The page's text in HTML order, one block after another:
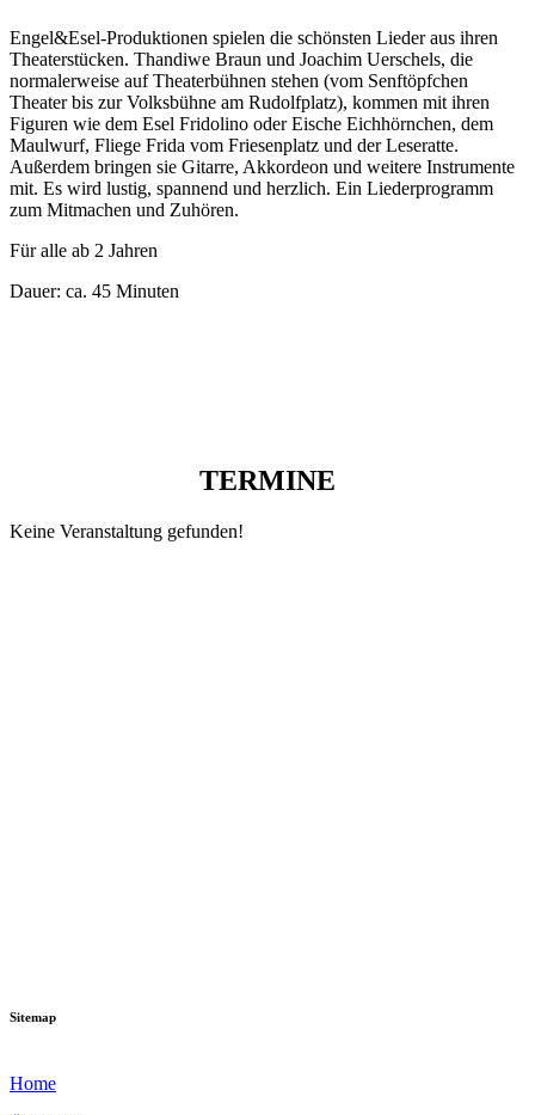
Engel&Esel-Produktionen spielen die schönsten Lieder aus ihren
Theaterstücken. Thandiwe Braun und Joachim Uerschels, die
normalerweise auf Theaterbühnen stehen (vom Senftöpfchen
Theater bis zur Volksbühne am Rudolfplatz), kommen mit ihren
Figuren wie dem Esel Fridolino oder Eische Eichhörnchen, dem
Maulwurf, Fliege Frida vom Friesenplatz und der Leseratte.
Außerdem bringen sie Gitarre, Akkordeon und weitere Instrumente
mit. Es wird lustig, spannend und herzlich. Ein Liederprogramm
zum Mitmachen und Zuhören.
Für alle ab 2 Jahren
Dauer: ca. 45 Minuten
TERMINE
Keine Veranstaltung gefunden!
Sitemap
Home